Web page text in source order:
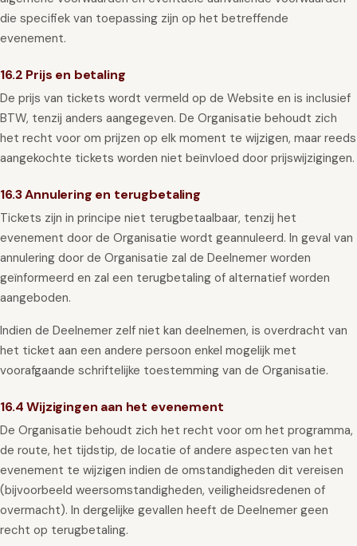
die specifiek van toepassing zijn op het betreffende
evenement.
16.2 Prijs en betaling
De prijs van tickets wordt vermeld op de Website en is inclusief
BTW, tenzij anders aangegeven. De Organisatie behoudt zich
het recht voor om prijzen op elk moment te wijzigen, maar reeds
aangekochte tickets worden niet beïnvloed door prijswijzigingen.
16.3 Annulering en terugbetaling
Tickets zijn in principe niet terugbetaalbaar, tenzij het
evenement door de Organisatie wordt geannuleerd. In geval van
annulering door de Organisatie zal de Deelnemer worden
geïnformeerd en zal een terugbetaling of alternatief worden
aangeboden.
Indien de Deelnemer zelf niet kan deelnemen, is overdracht van
het ticket aan een andere persoon enkel mogelijk met
voorafgaande schriftelijke toestemming van de Organisatie.
16.4 Wijzigingen aan het evenement
De Organisatie behoudt zich het recht voor om het programma,
de route, het tijdstip, de locatie of andere aspecten van het
evenement te wijzigen indien de omstandigheden dit vereisen
(bijvoorbeeld weersomstandigheden, veiligheidsredenen of
overmacht). In dergelijke gevallen heeft de Deelnemer geen
recht op terugbetaling.